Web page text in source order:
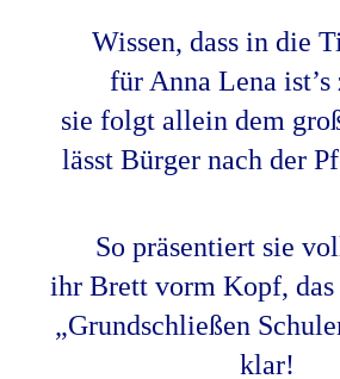
Wissen, dass in die
für Anna Lena ist’s
sie folgt allein dem
lässt Bürger nach der
So präsentiert sie
ihr Brett vorm Kopf, das
„Grundschließen
klar!